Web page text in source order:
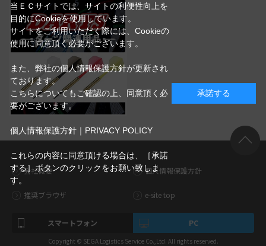
会社概要 個人情報保護方針
推奨ブラウザ e-site top
スマートフォン PC
Copyright © SEGA Logistics Service Co.,Ltd. All rights reserved.
当ＥＣサイトでは、サイトの利便性向上を
目的にCookieを使用しています。
サイトをご利用いただく際には、Cookieの
使用に同意頂く必要がございます。
また、弊社の個人情報保護方針が更新され
ております。
こちらについてもご確認の上、同意頂く必
要がございます。
個人情報保護方針｜PRIVACY POLICY
これらの内容に同意頂ける場合は、［承諾
する］ボタンのクリックをお願い致しま
す。
承諾する